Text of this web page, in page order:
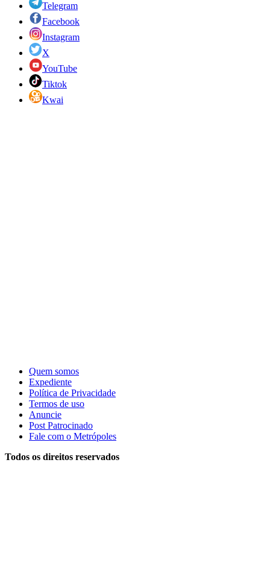
Telegram
Facebook
Instagram
X
YouTube
Tiktok
Kwai
Quem somos
Expediente
Política de Privacidade
Termos de uso
Anuncie
Post Patrocinado
Fale com o Metrópoles
Todos os direitos reservados